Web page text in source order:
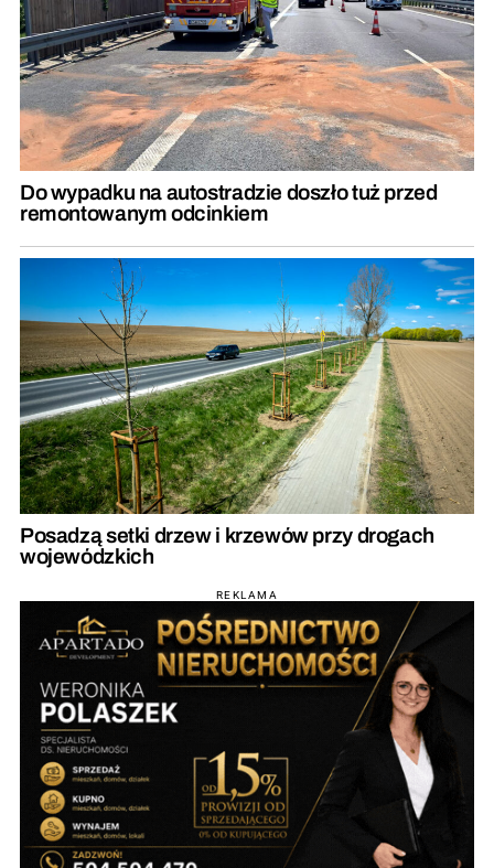
Do wypadku na autostradzie doszło tuż przed
remontowanym odcinkiem
Posadzą setki drzew i krzewów przy drogach
wojewódzkich
REKLAMA